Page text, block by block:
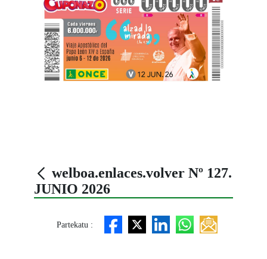
welboa.enlaces.volver Nº 127.
JUNIO 2026
Partekatu :